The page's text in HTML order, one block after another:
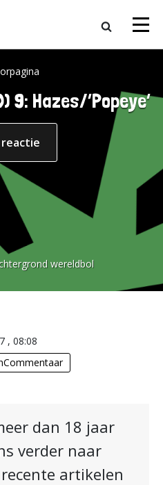
9: Hazes/’Popeye’
reactie
wereldbol
, 08:08
dan 18 jaar
verder naar
artikelen